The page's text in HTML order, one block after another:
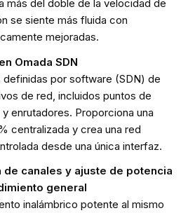
más del doble de la velocidad de
se siente más fluida con
mejoradas.
Omada SDN
por software (SDN) de
de red, incluidos puntos de
enrutadores. Proporciona una
centralizada y crea una red
desde una única interfaz.
canales y ajuste de potencia
general
inalámbrico potente al mismo